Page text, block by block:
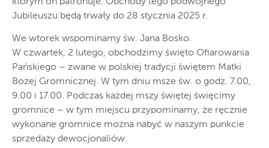
Jubileuszu będą trwały do 28 stycznia 2025 r.
We wtorek wspominamy św. Jana Bosko.
W czwartek, 2 lutego, obchodzimy święto Ofiarowania
Pańskiego – zwane w polskiej tradycji świętem Matki
Bożej Gromnicznej. W tym dniu msze św. o godz. 7.00,
9.00 i 17.00. Podczas każdej mszy świętej święcimy
gromnice – w tym miejscu przypominamy, że ręcznie
wykonane gromnice można nabyć w naszym punkcie
sprzedaży dewocjonaliów.